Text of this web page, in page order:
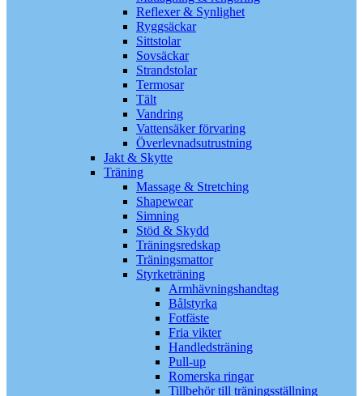
Reflexer & Synlighet
Ryggsäckar
Sittstolar
Sovsäckar
Strandstolar
Termosar
Tält
Vandring
Vattensäker förvaring
Överlevnadsutrustning
Jakt & Skytte
Träning
Massage & Stretching
Shapewear
Simning
Stöd & Skydd
Träningsredskap
Träningsmattor
Styrketräning
Armhävningshandtag
Bålstyrka
Fotfäste
Fria vikter
Handledsträning
Pull-up
Romerska ringar
Tillbehör till träningsställning